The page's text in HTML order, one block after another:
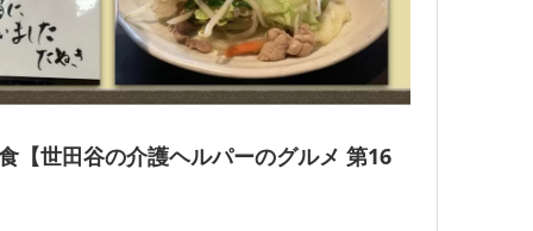
【世田谷の介護ヘルパーのグルメ 第16